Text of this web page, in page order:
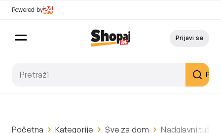
Powered by
Prijavi se
Početna Kategorije Sve za dom Nadglavni tuš